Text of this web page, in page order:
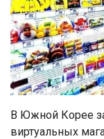
В Южной Корее
виртуальных